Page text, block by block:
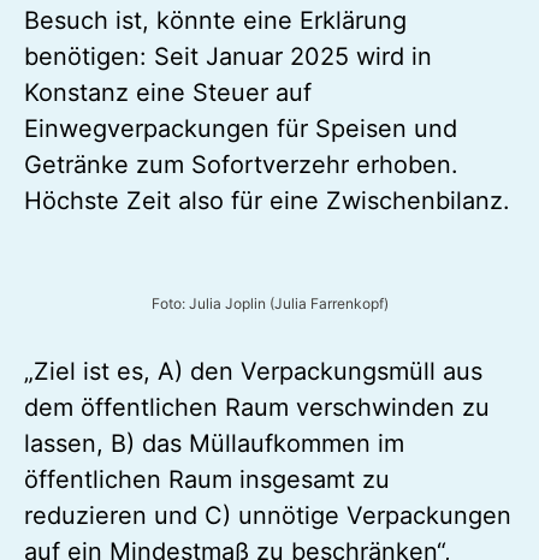
Besuch ist, könnte eine Erklärung
benötigen: Seit Januar 2025 wird in
Konstanz eine Steuer auf
Einwegverpackungen für Speisen und
Getränke zum Sofortverzehr erhoben.
Höchste Zeit also für eine Zwischenbilanz.
Foto: Julia Joplin (Julia Farrenkopf)
„Ziel ist es, A) den Verpackungsmüll aus
dem öffentlichen Raum verschwinden zu
lassen, B) das Müllaufkommen im
öffentlichen Raum insgesamt zu
reduzieren und C) unnötige Verpackungen
auf ein Mindestmaß zu beschränken“,